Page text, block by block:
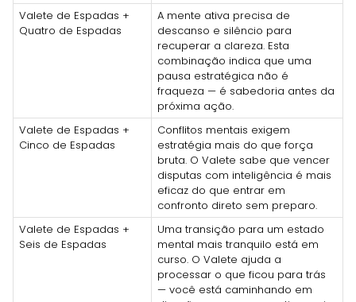
Valete de Espadas +
Quatro de Espadas
A mente ativa precisa de
descanso e silêncio para
recuperar a clareza. Esta
combinação indica que uma
pausa estratégica não é
fraqueza — é sabedoria antes da
próxima ação.
Valete de Espadas +
Cinco de Espadas
Conflitos mentais exigem
estratégia mais do que força
bruta. O Valete sabe que vencer
disputas com inteligência é mais
eficaz do que entrar em
confronto direto sem preparo.
Valete de Espadas +
Seis de Espadas
Uma transição para um estado
mental mais tranquilo está em
curso. O Valete ajuda a
processar o que ficou para trás
— você está caminhando em